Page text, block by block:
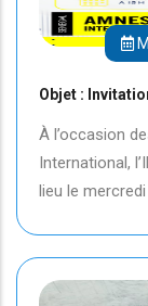
Objet :
À l’occasion
International,
lieu le